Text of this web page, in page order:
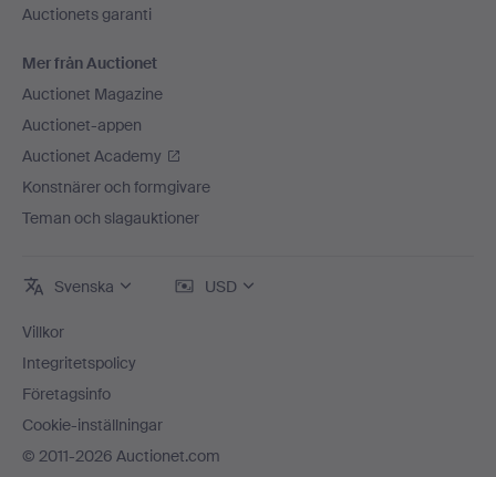
Auctionets garanti
Mer från Auctionet
Auctionet Magazine
Auctionet-appen
Auctionet Academy
Konstnärer och formgivare
Teman och slagauktioner
Svenska USD
Villkor
Integritetspolicy
Företagsinfo
Cookie-inställningar
© 2011-2026 Auctionet.com